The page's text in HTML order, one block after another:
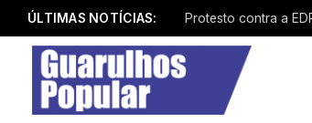
ÚLTIMAS NOTÍCIAS: